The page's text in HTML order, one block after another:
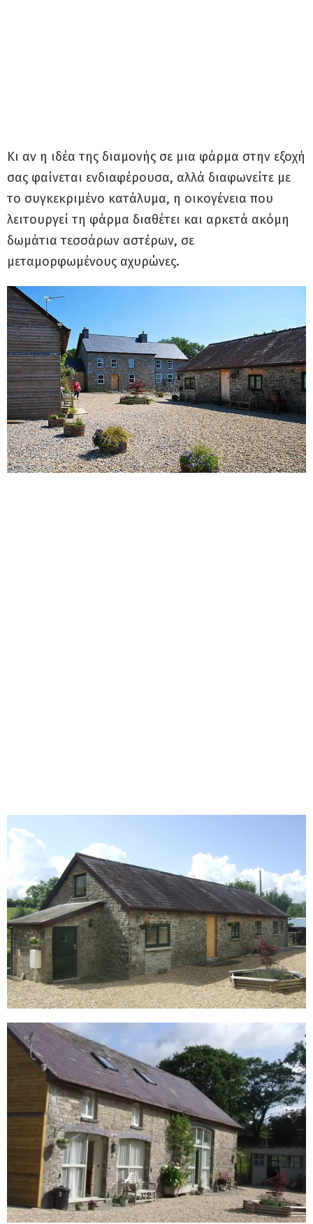
Κι αν η ιδέα της διαμονής σε μια φάρμα στην εξοχή
σας φαίνεται ενδιαφέρουσα, αλλά διαφωνείτε με
το συγκεκριμένο κατάλυμα, η οικογένεια που
λειτουργεί τη φάρμα διαθέτει και αρκετά ακόμη
δωμάτια τεσσάρων αστέρων, σε
μεταμορφωμένους αχυρώνες.